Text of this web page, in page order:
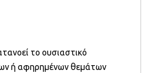
το ουσιαστικό
ή αφηρημένων θεμάτων